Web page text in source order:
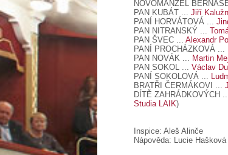
NOVOMANŽEL
PAN KUBÁT
Jiří
PANÍ HORVÁTOVÁ
PAN NITRANSKÝ
PAN ŠVEC
Alexandr
PANÍ PROCHÁZKOVÁ
PAN NOVÁK
Martin
PAN SOKOL .
Václav
PANÍ SOKOLOVÁ
BRATŘI ČERMÁKOVI
DÍTĚ ZAHRÁDKOVÝCH
Studia LAIK)
Inspice: Aleš Alinče
Nápověda: Lucie Hašková